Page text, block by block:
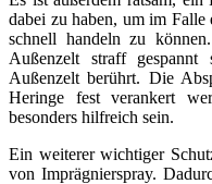
dabei zu haben, um im Falle
schnell handeln zu
Außenzelt straff
Außenzelt berührt. Die
Heringe fest verankert
besonders hilfreich sein.
Ein weiterer wichtiger
von Imprägnierspray.